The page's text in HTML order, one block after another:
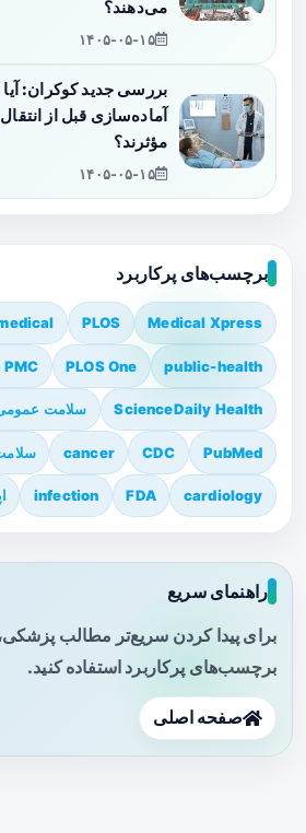
می‌دهند؟
۱۴۰۵-۰۵-۱۵
بررسی جدید کوکران:
مؤثرند؟
۱۴۰۵-۰۵-۱۵
برچسب‌های پرکاربرد
Medical Xpress
PLOS
public-health
PLOS One
ScienceDaily Health سلامت
PubMed
CDC
cancer
cardiology
FDA
infection
راهنمای سریع
برای پیدا کردن سریع‌تر مطالب
برچسب‌های پرکاربرد استفاده کنید.
صفحه اصلی